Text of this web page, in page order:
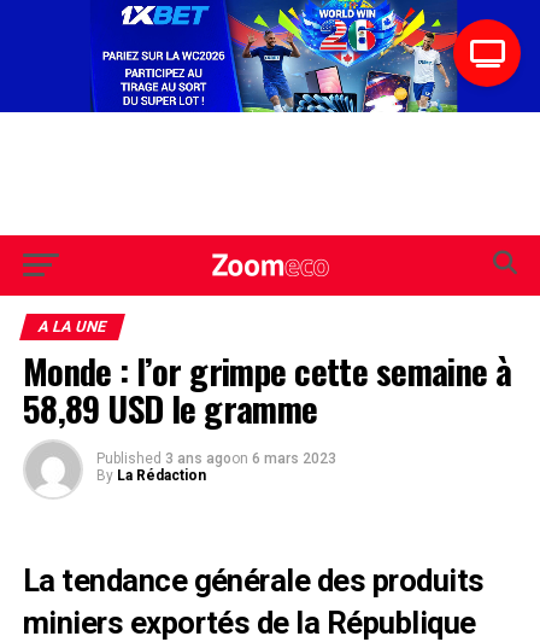
A LA UNE
Monde : l’or grimpe cette semaine à
58,89 USD le gramme
Published 3 ans agoon 6 mars 2023
By La Rédaction
La tendance générale des produits
miniers exportés de la République